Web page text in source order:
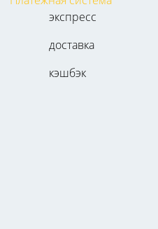
экспресс
доставка
кэшбэк